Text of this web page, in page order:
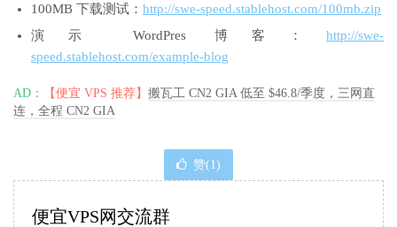
100MB 下载测试： http://swe-speed.stablehost.com/100mb.zip
演示 WordPres 博客： http://swe-
speed.stablehost.com/example-blog
AD： 【便宜 VPS 推荐】 搬瓦工 CN2 GIA 低至 $46.8/季度，三网直
连，全程 CN2 GIA
赞(1)
便宜VPS网交流群